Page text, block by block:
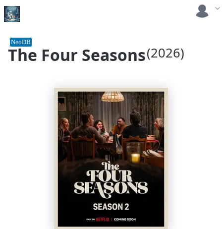
The Four Seasons (2026)
NeoDB